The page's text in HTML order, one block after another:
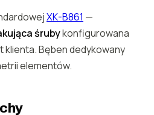
XK-B861 —
śrubykonfigurowana
Bęben dedykowany
elementów.